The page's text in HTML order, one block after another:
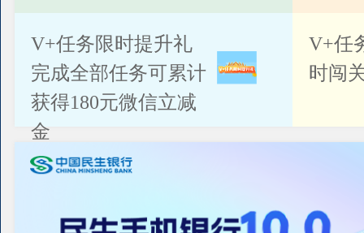
V+任务限时提升礼
完成全部任务可累计
获得180元微信立减
金
V+任
时闯